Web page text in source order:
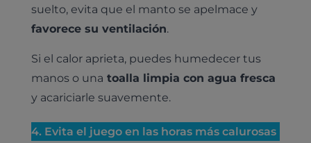
suelto, evita que el manto se apelmace y
favorece su ventilación.
Si el calor aprieta, puedes humedecer tus
manos o una toalla limpia con agua fresca
y acariciarle suavemente.
4. Evita el juego en las horas más calurosas